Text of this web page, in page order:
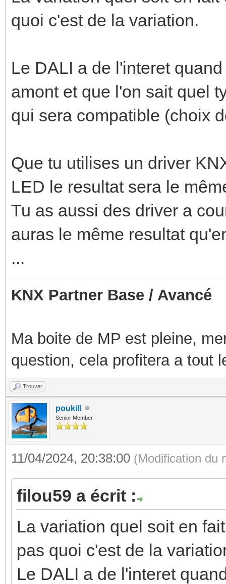
quoi c'est de la variation.
Le DALI a de l'interet
amont et que l'on sait quel
qui sera compatible (choix
Que tu utilises un driver
LED le resultat sera le
Tu as aussi des driver a
auras le même resultat
...
KNX Partner Base / Avancé
Ma boite de MP est pleine,
question, cela profitera a tout
Trouver
poukill
Senior Member
11/04/2024, 20:38:00 (Modification du
filou59 a écrit :
La variation quel soit en
pas quoi c'est de la
Le DALI a de l'interet